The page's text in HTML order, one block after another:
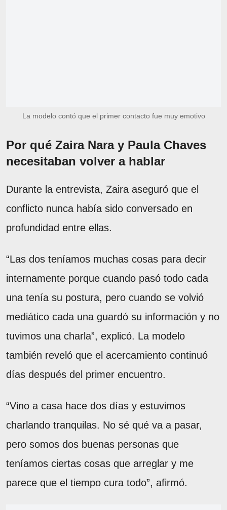
La modelo contó que el primer contacto fue muy emotivo
Por qué Zaira Nara y Paula Chaves
necesitaban volver a hablar
Durante la entrevista, Zaira aseguró que el
conflicto nunca había sido conversado en
profundidad entre ellas.
“Las dos teníamos muchas cosas para decir
internamente porque cuando pasó todo cada
una tenía su postura, pero cuando se volvió
mediático cada una guardó su información y no
tuvimos una charla”, explicó. La modelo
también reveló que el acercamiento continuó
días después del primer encuentro.
“Vino a casa hace dos días y estuvimos
charlando tranquilas. No sé qué va a pasar,
pero somos dos buenas personas que
teníamos ciertas cosas que arreglar y me
parece que el tiempo cura todo”, afirmó.